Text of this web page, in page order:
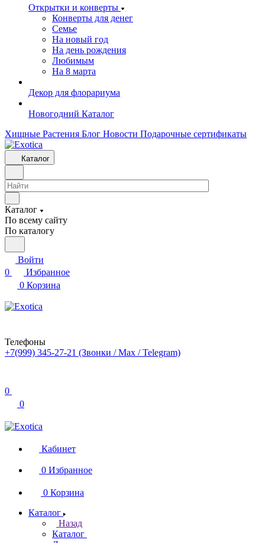
Открытки и конверты
Конверты для денег
Семье
На новый год
На день рождения
Любимым
На 8 марта
Декор для флорариума
Новогодний Каталог
Хищные Растения Блог Новости Подарочные сертификаты
Каталог
Каталог
По всему сайту
По каталогу
Войти
0
Избранное
0 Корзина
Телефоны
+7(999) 345-27-21 (Звонки / Max / Telegram)
0
0
Кабинет
0 Избранное
0 Корзина
Каталог
Назад
Каталог